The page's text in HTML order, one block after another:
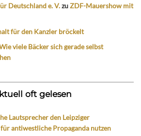
Deutschland e. V.zuZDF-Mauershow mit
für den Kanzler bröckelt
viele Bäcker sich gerade selbst
oft gelesen
Lautsprecher den Leipziger
antiwestliche Propaganda nutzen